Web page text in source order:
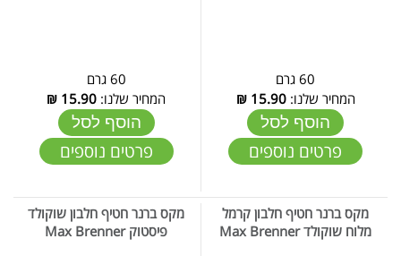
60 גרם
המחיר שלנו:15.90
₪
הוסף לסל
פרטים נוספים
60 גרם
המחיר שלנו: 15.90
₪
הוסף לסל
פרטים נוספים
מקס ברנר חטיף חלבון קרמל
מלוח שוקולד Max Brenner
מקס ברנר חטיף חלבון שוקולד
פיסטוק Max Brenner